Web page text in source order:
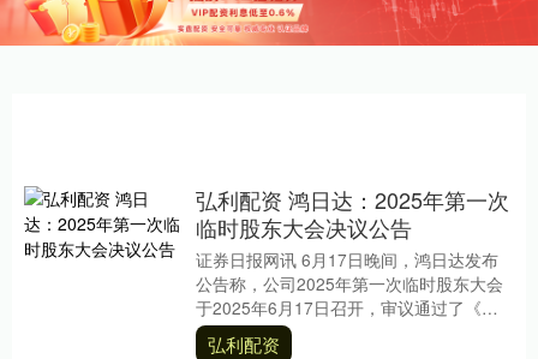
弘利配资 鸿日达：2025年第一次
临时股东大会决议公告
证券日报网讯 6月17日晚间，鸿日达发布
公告称，公司2025年第一次临时股东大会
于2025年6月17日召开，审议通过了《关
于变更公司经营范围及修订的议案》。....
弘利配资